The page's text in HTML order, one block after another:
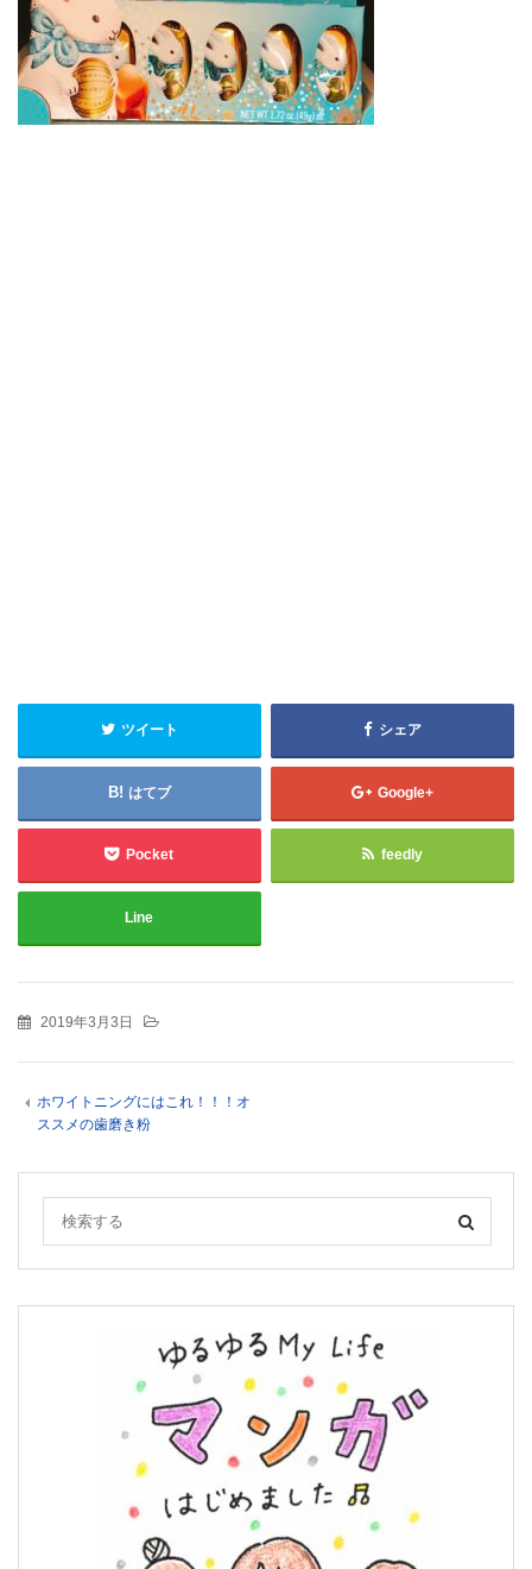
ツイート シェア
はてブ Google+
Pocket feedly
Line
2019年3月3日
ホワイトニングにはこれ！！！オ
ススメの歯磨き粉